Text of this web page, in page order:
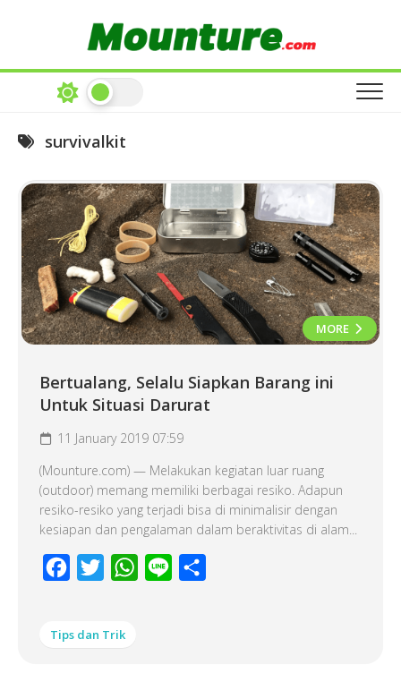
survivalkit
MORE
Bertualang, Selalu Siapkan Barang ini
Untuk Situasi Darurat
11 January 2019 07:59
(Mounture.com) — Melakukan kegiatan luar ruang
(outdoor) memang memiliki berbagai resiko. Adapun
resiko-resiko yang terjadi bisa di minimalisir dengan
kesiapan dan pengalaman dalam beraktivitas di alam...
Facebook
Twitter WhatsApp
Line
Tips dan Trik